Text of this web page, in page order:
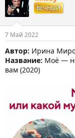
о
р
т
е
м
ы
а
н
а
л
а
ВЕЧНЫЙ
7 Май 2022
Автор: Ирина
Название: Моё —
вам (2020)